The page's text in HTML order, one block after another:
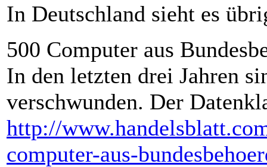
In Deutschland sieht es
500 Computer aus
In den letzten drei Jahren
verschwunden. Der
http://
computer-aus-